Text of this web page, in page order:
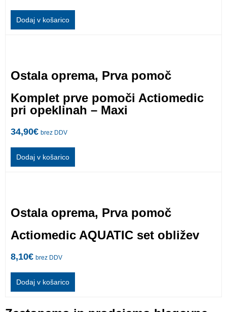
Dodaj v košarico
Ostala oprema, Prva pomoč
Komplet prve pomoči Actiomedic
pri opeklinah – Maxi
34,90€ brez DDV
Dodaj v košarico
Ostala oprema, Prva pomoč
Actiomedic AQUATIC set obližev
8,10€ brez DDV
Dodaj v košarico